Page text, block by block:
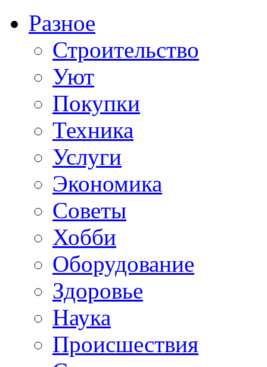
Разное
Строительство
Уют
Покупки
Техника
Услуги
Экономика
Советы
Хобби
Oборудование
Здоровье
Наука
Происшествия